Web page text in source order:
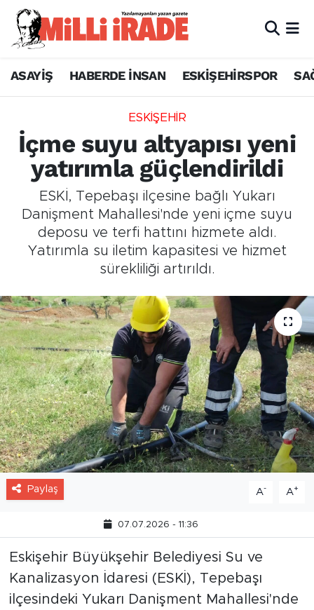
ASAYİŞ HABERDE İNSAN ESKİŞEHİRSPOR
ESKİŞEHİR
İçme suyu altyapısı yeni
yatırımla güçlendirildi
ESKİ, Tepebaşı ilçesine bağlı Yukarı
Danişment Mahallesi'nde yeni içme suyu
deposu ve terfi hattını hizmete aldı.
Yatırımla su iletim kapasitesi ve hizmet
sürekliliği artırıldı.
Paylaş A- A+
07.07.2026 - 11:36
Eskişehir Büyükşehir Belediyesi Su ve
Kanalizasyon İdaresi (ESKİ), Tepebaşı
ilçesindeki Yukarı Danişment Mahallesi'nde